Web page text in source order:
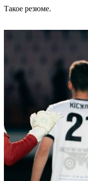
Такое резюме.